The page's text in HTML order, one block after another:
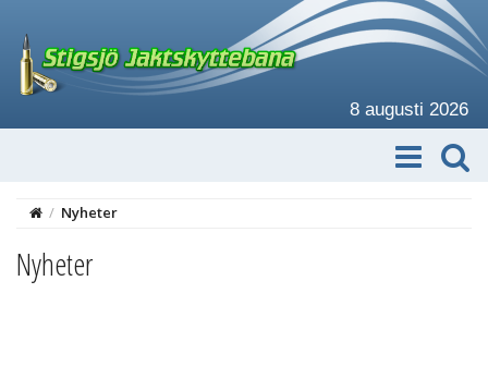
8 augusti 2026
/ Nyheter
Nyheter